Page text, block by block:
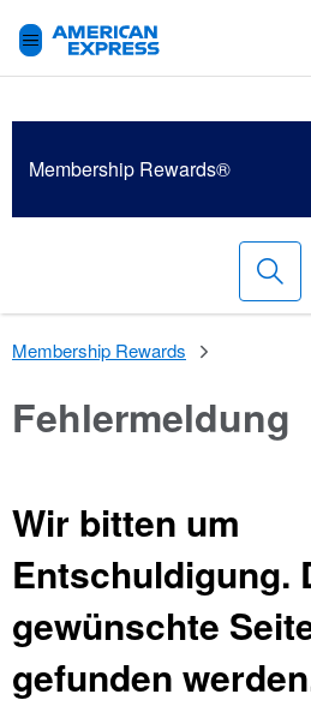
Membership Rewards®
Membership Rewards
Fehlermeldung
Wir bitten um
Entschuldigung.
gewünschte
gefunden